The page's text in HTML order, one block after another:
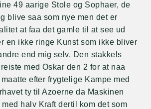
49 aarige Stole og Sophaer, de
blive saa som nye men det er
at faa det gamle til at see ud
en ikke ringe Kunst som ikke bliver
end mig selv. Den stakkels
med Oskar den 2 for at naa
efter frygtelige Kampe med
ty til Azoerne da Maskinen
halv Kraft dertil kom det som